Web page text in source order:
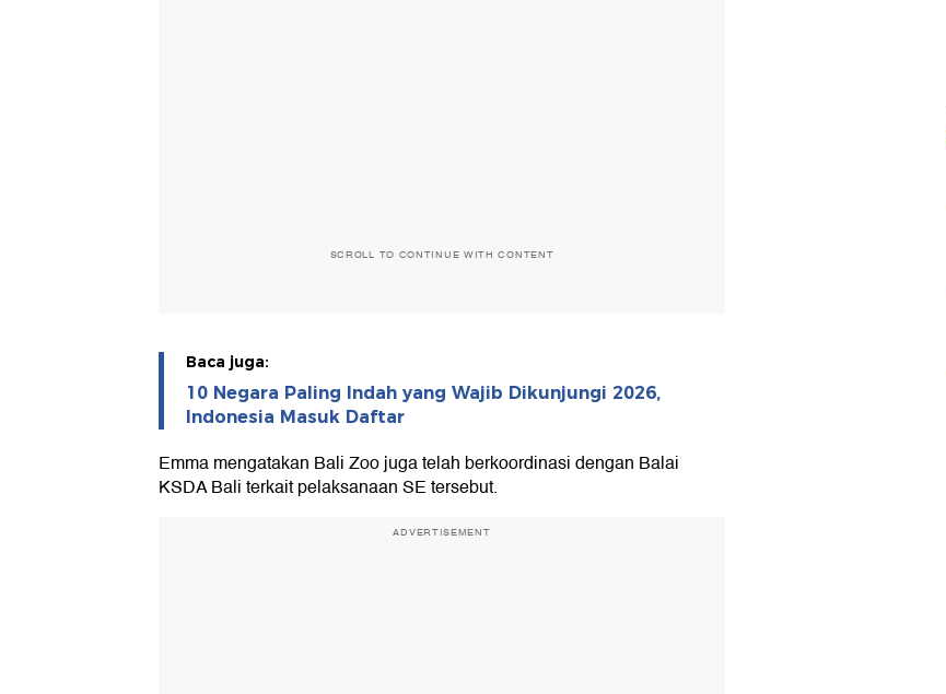
SCROLL TO CONTINUE WITH CONTENT
Baca juga:
10 Negara Paling Indah yang Wajib Dikunjungi 2026,
Indonesia Masuk Daftar
Emma mengatakan Bali Zoo juga telah berkoordinasi dengan Balai
KSDA Bali terkait pelaksanaan SE tersebut.
ADVERTISEMENT